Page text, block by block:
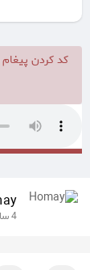
کد کردن
4 سال